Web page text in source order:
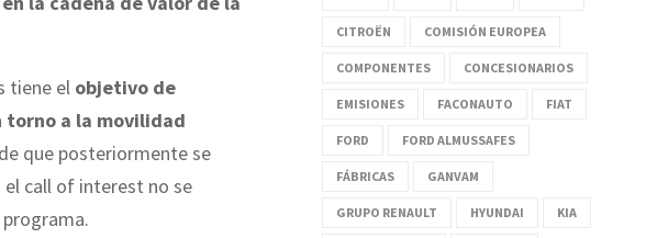
tiene el objetivo de
a la movilidad
que posteriormente se
el call of interest no se
CITROËN COMISIÓN EUROPEA
COMPONENTES CONCESIONARIOS
EMISIONES FACONAUTO FIAT
FORD FORD ALMUSSAFES
FÁBRICAS GANVAM
GRUPO RENAULT HYUNDAI KIA